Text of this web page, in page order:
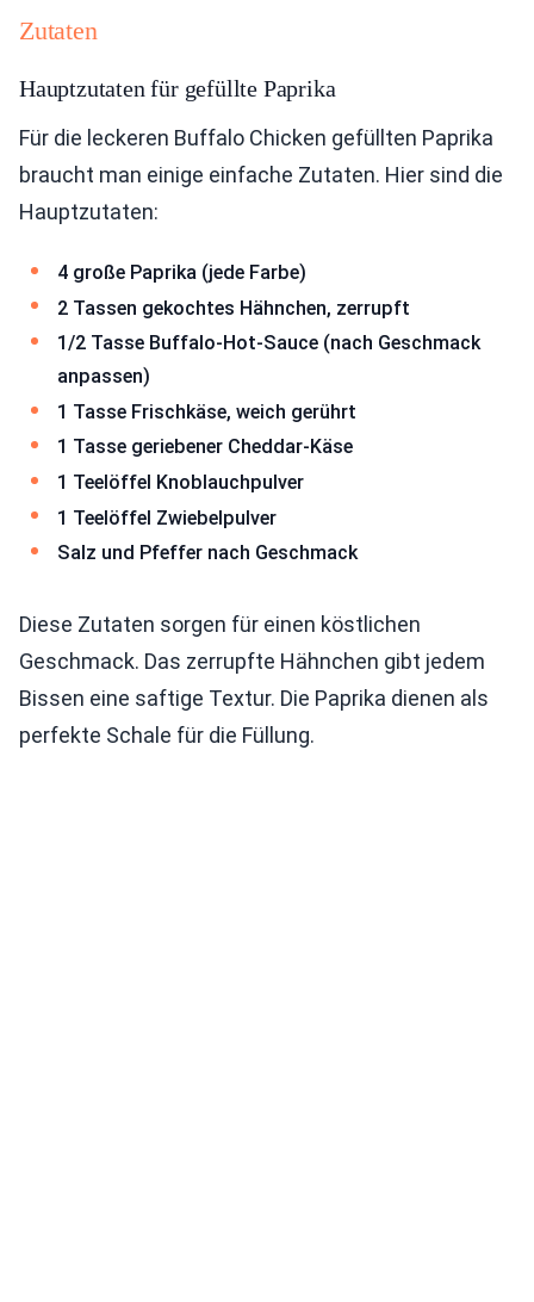
Zutaten
Hauptzutaten für gefüllte Paprika
Für die leckeren Buffalo Chicken gefüllten Paprika
braucht man einige einfache Zutaten. Hier sind die
Hauptzutaten:
4 große Paprika (jede Farbe)
2 Tassen gekochtes Hähnchen, zerrupft
1/2 Tasse Buffalo-Hot-Sauce (nach Geschmack
anpassen)
1 Tasse Frischkäse, weich gerührt
1 Tasse geriebener Cheddar-Käse
1 Teelöffel Knoblauchpulver
1 Teelöffel Zwiebelpulver
Salz und Pfeffer nach Geschmack
Diese Zutaten sorgen für einen köstlichen
Geschmack. Das zerrupfte Hähnchen gibt jedem
Bissen eine saftige Textur. Die Paprika dienen als
perfekte Schale für die Füllung.